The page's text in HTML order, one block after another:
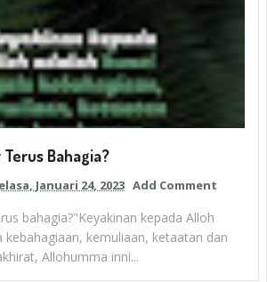
Bahagia?
Januari 24, 2023 Add Comment
bahagia?"Keyakinan kepada Alloh
kebahagiaan, kemuliaan, ketaatan dan
Allohumma inni...